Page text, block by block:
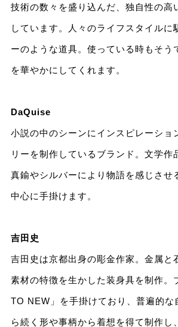
技術の数々を盛り込んだ、独⾃性の⾼
しています。⼈々のライフスタイルに
ーのような道具。使っている時もそう
を華やかにしてくれます。
DaQuise
⼩説の中のシーンにインスピレーショ
リーを制作しているブランド。⽂学作
真鍮やシルバーにより物語を感じさせ
中⼼に⼿掛けます。
吉⽥史
吉⽥史は京都出⾝の彫⾦作家。⾦属と
素材の特徴を⽣かした装⾝具を制作。
TO NEW」を⼿掛けており、普遍的な
ら続く形や事柄から着想を得て制作し